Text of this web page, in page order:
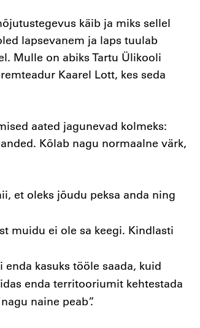
käib ja miks sellel
lapsevanem ja laps tuulab
Mulle on abiks Tartu Ülikooli
Kaarel Lott, kes seda
aated jagunevad kolmeks:
Kõlab nagu normaalne värk,
et oleks jõudu peksa anda ning
muidu ei ole sa keegi. Kindlasti
kasuks tööle saada, kuid
enda territooriumit kehtestada
naine peab”.